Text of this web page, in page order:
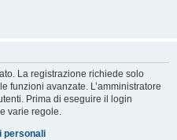
La registrazione richiede solo
funzioni avanzate. L’amministratore
Prima di eseguire il login
varie regole.
personali